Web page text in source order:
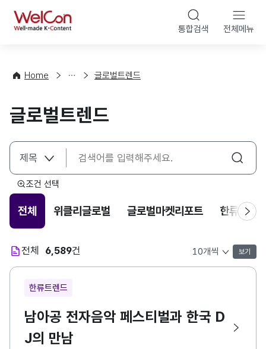
WelCon 통합검색 전체메뉴
Home
향
계
글로벌트렌드
글로벌트렌드
조건 선택
전체 위클리글로벌 글로벌마켓리포트 한류트렌
전체 6,589건
목록 표시 개수 선택
보기
한류트렌드
남아공 전자음악 페스티벌과 한국 D
J의 만남